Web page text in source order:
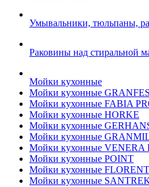
Умывальники, тюльпаны,
Раковины над стиральной
Мойки кухонные
Мойки кухонные
Мойки кухонные FABIA
Мойки кухонные HORKE
Мойки кухонные
Мойки кухонные
Мойки кухонные VENERA
Мойки кухонные POINT
Мойки кухонные
Мойки кухонные